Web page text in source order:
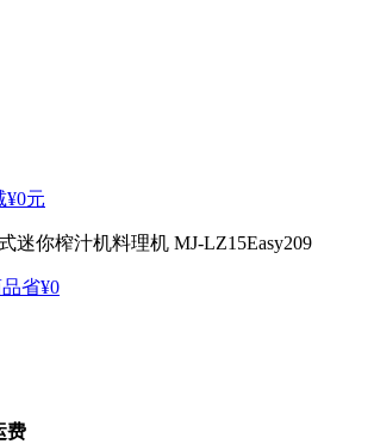
¥0元
迷你榨汁机料理机 MJ-LZ15Easy209
省¥0
费